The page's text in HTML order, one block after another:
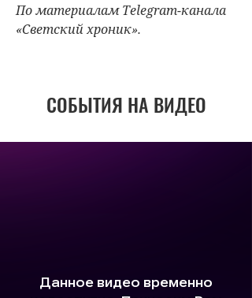
По материалам Telegram-канала
«Светский хроник».
СОБЫТИЯ НА ВИДЕО